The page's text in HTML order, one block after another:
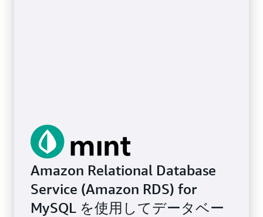
Amazon Relational Database
Service (Amazon RDS) for
MySQL を使用してデータベー